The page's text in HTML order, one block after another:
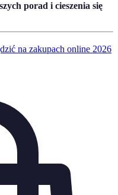
porad i cieszenia się
na zakupach online 2026